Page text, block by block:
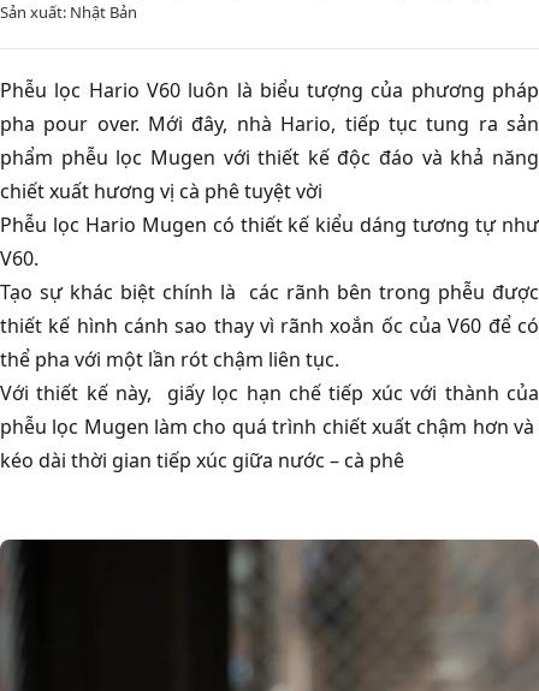
Sản xuất: Nhật Bản
Phễu lọc Hario V60 luôn là biểu tượng của phương pháp
pha pour over. Mới đây, nhà Hario, tiếp tục tung ra sản
phẩm phễu lọc Mugen với thiết kế độc đáo và khả năng
chiết xuất hương vị cà phê tuyệt vời
Phễu lọc Hario Mugen có thiết kế kiểu dáng tương tự như
V60.
Tạo sự khác biệt chính là các rãnh bên trong phễu được
thiết kế hình cánh sao thay vì rãnh xoắn ốc của V60 để có
thể pha với một lần rót chậm liên tục.
Với thiết kế này, giấy lọc hạn chế tiếp xúc với thành của
phễu lọc Mugen làm cho quá trình chiết xuất chậm hơn và
kéo dài thời gian tiếp xúc giữa nước – cà phê